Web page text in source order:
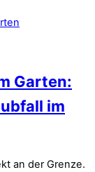
Garten:
im
an der Grenze.